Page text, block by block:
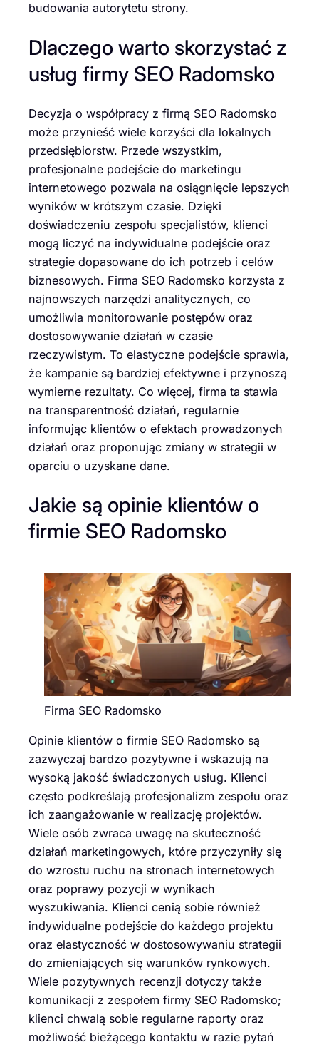
budowania autorytetu strony.
Dlaczego warto skorzystać z
usług firmy SEO Radomsko
Decyzja o współpracy z firmą SEO Radomsko
może przynieść wiele korzyści dla lokalnych
przedsiębiorstw. Przede wszystkim,
profesjonalne podejście do marketingu
internetowego pozwala na osiągnięcie lepszych
wyników w krótszym czasie. Dzięki
doświadczeniu zespołu specjalistów, klienci
mogą liczyć na indywidualne podejście oraz
strategie dopasowane do ich potrzeb i celów
biznesowych. Firma SEO Radomsko korzysta z
najnowszych narzędzi analitycznych, co
umożliwia monitorowanie postępów oraz
dostosowywanie działań w czasie
rzeczywistym. To elastyczne podejście sprawia,
że kampanie są bardziej efektywne i przynoszą
wymierne rezultaty. Co więcej, firma ta stawia
na transparentność działań, regularnie
informując klientów o efektach prowadzonych
działań oraz proponując zmiany w strategii w
oparciu o uzyskane dane.
Jakie są opinie klientów o
firmie SEO Radomsko
Firma SEO Radomsko
Opinie klientów o firmie SEO Radomsko są
zazwyczaj bardzo pozytywne i wskazują na
wysoką jakość świadczonych usług. Klienci
często podkreślają profesjonalizm zespołu oraz
ich zaangażowanie w realizację projektów.
Wiele osób zwraca uwagę na skuteczność
działań marketingowych, które przyczyniły się
do wzrostu ruchu na stronach internetowych
oraz poprawy pozycji w wynikach
wyszukiwania. Klienci cenią sobie również
indywidualne podejście do każdego projektu
oraz elastyczność w dostosowywaniu strategii
do zmieniających się warunków rynkowych.
Wiele pozytywnych recenzji dotyczy także
komunikacji z zespołem firmy SEO Radomsko;
klienci chwalą sobie regularne raporty oraz
możliwość bieżącego kontaktu w razie pytań